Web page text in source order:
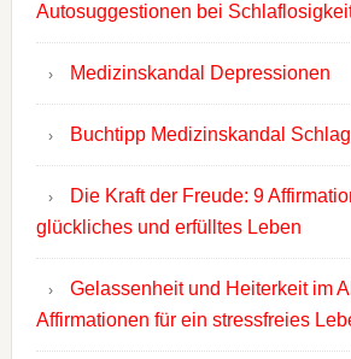
Autosuggestionen bei
Medizinskandal Depressionen
Buchtipp Medizinskandal
Die Kraft der Freude: 9
glückliches und erfülltes Leben
Gelassenheit und Heiterkeit im
Affirmationen für ein stressfreies